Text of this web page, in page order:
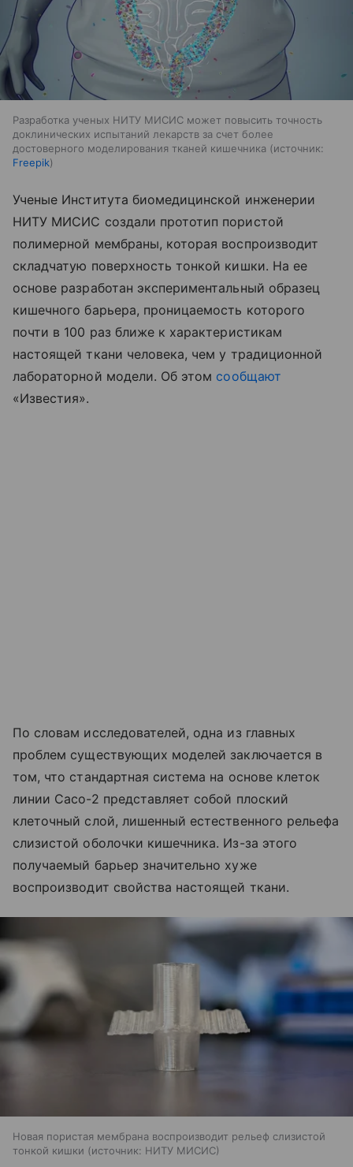
Разработка ученых НИТУ МИСИС может повысить точность
доклинических испытаний лекарств за счет более
достоверного моделирования тканей кишечника
источник:
Freepik
Ученые Института биомедицинской инженерии
НИТУ МИСИС создали прототип пористой
полимерной мембраны, которая воспроизводит
складчатую поверхность тонкой кишки. На ее
основе разработан экспериментальный образец
кишечного барьера, проницаемость которого
почти в 100 раз ближе к характеристикам
настоящей ткани человека, чем у традиционной
лабораторной модели. Об этом сообщают
«Известия».
По словам исследователей, одна из главных
проблем существующих моделей заключается в
том, что стандартная система на основе клеток
линии Caco-2 представляет собой плоский
клеточный слой, лишенный естественного рельефа
слизистой оболочки кишечника. Из-за этого
получаемый барьер значительно хуже
воспроизводит свойства настоящей ткани.
Новая пористая мембрана воспроизводит рельеф слизистой
тонкой кишки
источник: НИТУ МИСИС